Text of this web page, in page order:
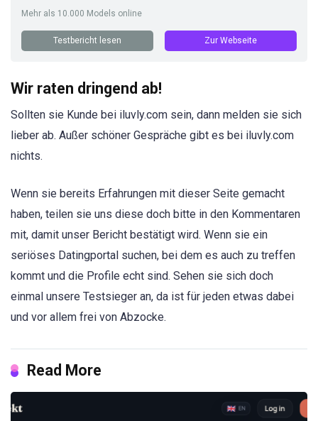
Mehr als 10.000 Models online
Testbericht lesen Zur Webseite
Wir raten dringend ab!
Sollten sie Kunde bei iluvly.com sein, dann melden sie sich
lieber ab. Außer schöner Gespräche gibt es bei iluvly.com
nichts.
Wenn sie bereits Erfahrungen mit dieser Seite gemacht
haben, teilen sie uns diese doch bitte in den Kommentaren
mit, damit unser Bericht bestätigt wird. Wenn sie ein
seriöses Datingportal suchen, bei dem es auch zu treffen
kommt und die Profile echt sind. Sehen sie sich doch
einmal unsere Testsieger an, da ist für jeden etwas dabei
und vor allem frei von Abzocke.
Read More